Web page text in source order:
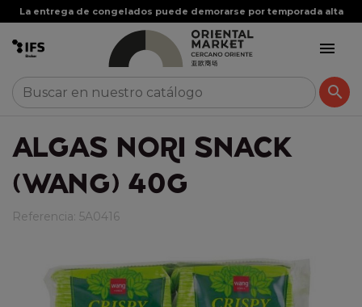
La entrega de congelados puede demorarse por temporada alta


ALGAS NORI SNACK
(WANG) 40G
Referencia: 5A0416